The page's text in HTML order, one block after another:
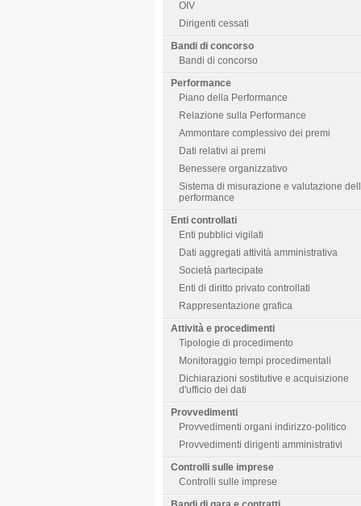
OIV
Dirigenti cessati
Bandi di concorso
Bandi di concorso
Performance
Piano della Performance
Relazione sulla Performance
Ammontare complessivo dei premi
Dati relativi ai premi
Benessere organizzativo
Sistema di misurazione e valutazione
performance
Enti controllati
Enti pubblici vigilati
Dati aggregati attività amministrativa
Società partecipate
Enti di diritto privato controllati
Rappresentazione grafica
Attività e procedimenti
Tipologie di procedimento
Monitoraggio tempi procedimentali
Dichiarazioni sostitutive e acquisizione
d'ufficio dei dati
Provvedimenti
Provvedimenti organi indirizzo-politico
Provvedimenti dirigenti amministrativi
Controlli sulle imprese
Controlli sulle imprese